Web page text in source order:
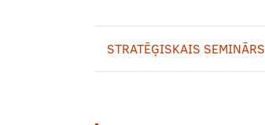
STRATĒĢISKAIS SEMINĀRS